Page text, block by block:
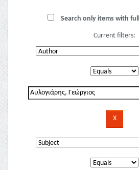
Search only items with
Current filters: